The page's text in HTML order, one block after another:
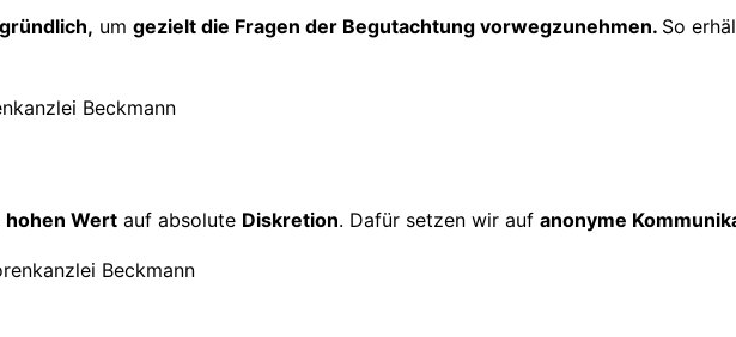
gründlich, um gezielt die Fragen der Begutachtung vorwegzunehmen. So
hohen Wert auf absolute Diskretion. Dafür setzen wir auf anonyme